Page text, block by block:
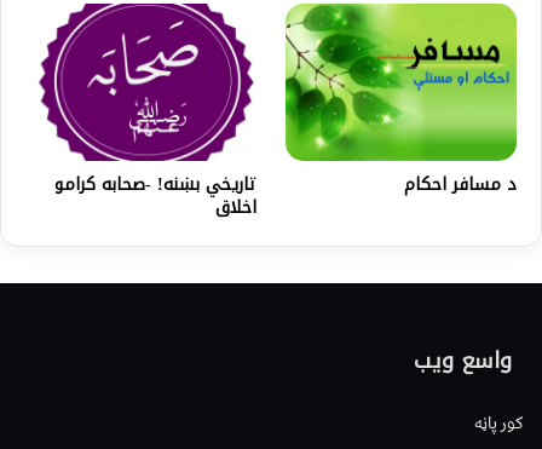
د مسافر احکام تاریخي بښنه! -صحابه کرامو
اخلاق
واسع ویب
کور پاڼه